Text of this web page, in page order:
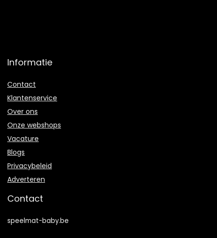
Informatie
Contact
Klantenservice
Over ons
Onze webshops
Vacature
Blogs
Privacybeleid
Adverteren
Contact
speelmat-baby.be